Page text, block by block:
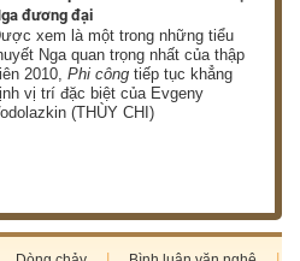
đương đại
xem là một trong những tiểu
Nga quan trọng nhất của thập
2010,Phi công tiếp tục khẳng
vị trí đặc biệt của Evgeny
(THÙY CHI)